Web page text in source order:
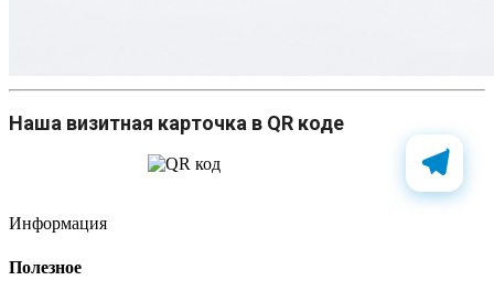
Наша визитная карточка в QR коде
Информация
Полезное